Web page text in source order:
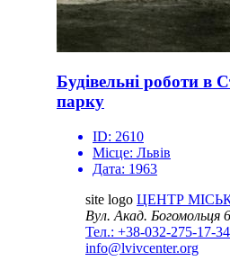
Будівельні роботи в
парку
ID: 2610
Місце: Львів
Дата: 1963
site logo ЦЕНТР
Вул. Акад. Богомольця 6
Тел.: +38-032-275-17-34
info@lvivcenter.org